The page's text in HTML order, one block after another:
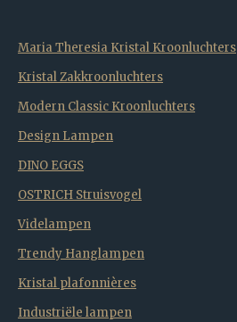
Maria Theresia Kristal Kroonluchters
Kristal Zakkroonluchters
Modern Classic Kroonluchters
Design Lampen
DINO EGGS
OSTRICH Struisvogel
Videlampen
Trendy Hanglampen
Kristal plafonnières
Industriële lampen